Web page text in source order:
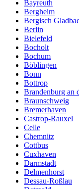
Bayreuth
Bergheim
Bergisch
Berlin
Bielefeld
Bocholt
Bochum
Böblingen
Bonn
Bottrop
Brandenburg an
Braunschweig
Bremerhaven
Castrop-Rauxel
Celle
Chemnitz
Cottbus
Cuxhaven
Darmstadt
Delmenhorst
Dessau-Roßlau